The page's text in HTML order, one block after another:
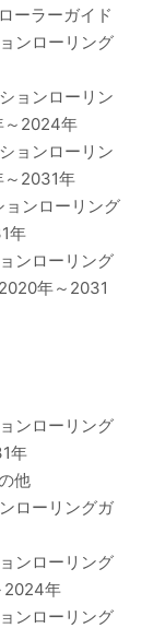
ーラーガイド
ンローリング
ョンローリン
～2024年
ョンローリン
～2031年
ンローリング
年
ンローリング
年～2031
ンローリング
年
他
ローリングガ
ンローリング
2024年
ンローリング